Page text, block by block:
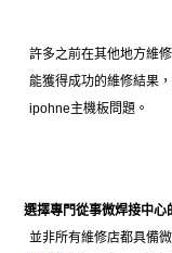
許多之前在其他地方維
能獲得成功的維修結果
ipohne主機板問題。
選擇專門從事微焊接中心
並非所有維修店都具備